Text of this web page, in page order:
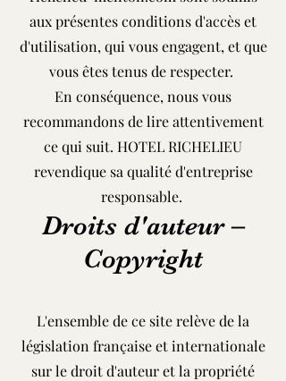
aux présentes conditions d'accès et
d'utilisation, qui vous engagent, et que
vous êtes tenus de respecter.
En conséquence, nous vous
recommandons de lire attentivement
ce qui suit. HOTEL RICHELIEU
revendique sa qualité d'entreprise
responsable.
Droits d'auteur –
Copyright
L'ensemble de ce site relève de la
législation française et internationale
sur le droit d'auteur et la propriété